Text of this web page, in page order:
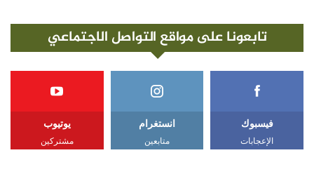
تابعونا على مواقع التواصل الاجتماعي
فيسبوك
الإعجابات
انستغرام
متابعين
يوتيوب
مشتركين